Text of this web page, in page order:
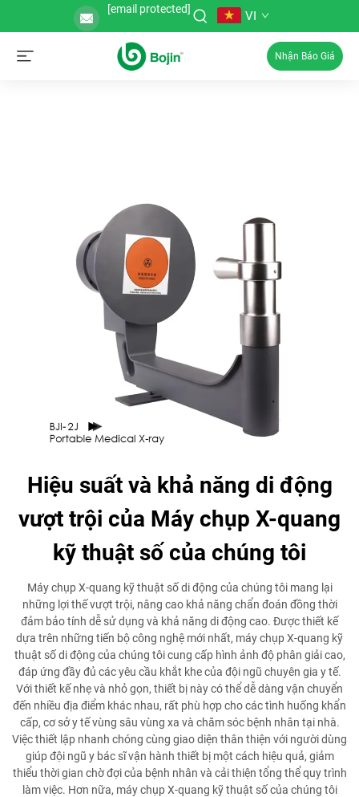
[email protected] VI
Nhận Báo Giá
Hiệu suất và khả năng di động
vượt trội của Máy chụp X-quang
kỹ thuật số của chúng tôi
Máy chụp X-quang kỹ thuật số di động của chúng tôi mang lại
những lợi thế vượt trội, nâng cao khả năng chẩn đoán đồng thời
đảm bảo tính dễ sử dụng và khả năng di động cao. Được thiết kế
dựa trên những tiến bộ công nghệ mới nhất, máy chụp X-quang kỹ
thuật số di động của chúng tôi cung cấp hình ảnh độ phân giải cao,
đáp ứng đầy đủ các yêu cầu khắt khe của đội ngũ chuyên gia y tế.
Với thiết kế nhẹ và nhỏ gọn, thiết bị này có thể dễ dàng vận chuyển
đến nhiều địa điểm khác nhau, rất phù hợp cho các tình huống khẩn
cấp, cơ sở y tế vùng sâu vùng xa và chăm sóc bệnh nhân tại nhà.
Việc thiết lập nhanh chóng cùng giao diện thân thiện với người dùng
giúp đội ngũ y bác sĩ vận hành thiết bị một cách hiệu quả, giảm
thiểu thời gian chờ đợi của bệnh nhân và cải thiện tổng thể quy trình
làm việc. Hơn nữa, máy chụp X-quang kỹ thuật số của chúng tôi